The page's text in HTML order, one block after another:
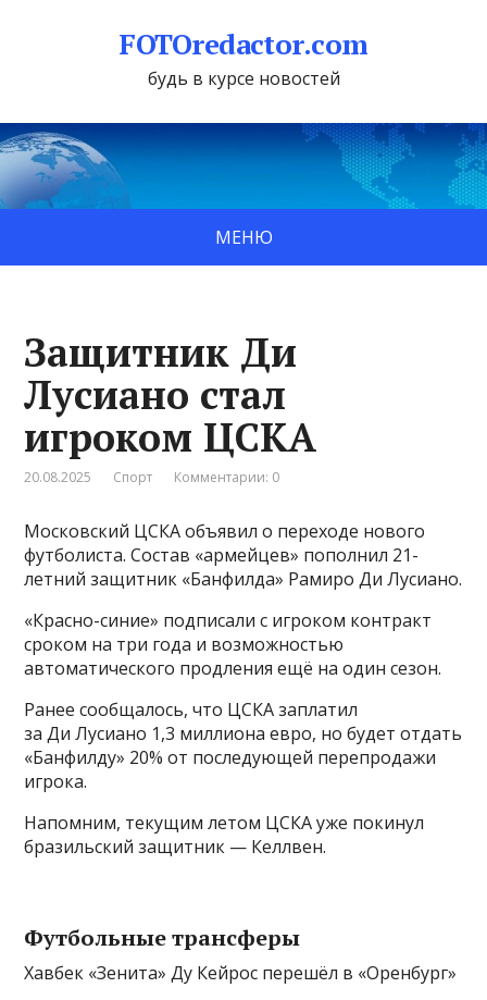
FOTOredactor.com
будь в курсе новостей
МЕНЮ
Защитник Ди
Лусиано стал
игроком ЦСКА
20.08.2025 Спорт Комментарии: 0
Московский ЦСКА объявил о переходе нового
футболиста. Состав «армейцев» пополнил 21-
летний защитник «Банфилда» Рамиро Ди Лусиано.
«Красно-синие» подписали с игроком контракт
сроком на три года и возможностью
автоматического продления ещё на один сезон.
Ранее сообщалось, что ЦСКА заплатил
за Ди Лусиано 1,3 миллиона евро, но будет отдать
«Банфилду» 20% от последующей перепродажи
игрока.
Напомним, текущим летом ЦСКА уже покинул
бразильский защитник — Келлвен.
Футбольные трансферы
Хавбек «Зенита» Ду Кейрос перешёл в «Оренбург»